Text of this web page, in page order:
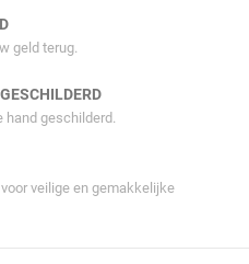
geld terug.
hand geschilderd.
veilige en gemakkelijke